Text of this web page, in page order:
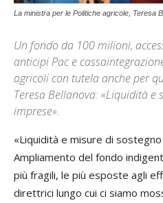
La ministra per le Politiche agricole, Teresa
Un fondo da 100 milioni,
anticipi Pac e
agricoli con tutela anche per
Teresa Bellanova: «Liquidità
imprese».
«Liquidità e misure di
Ampliamento del fondo
più fragili, le più esposte agli
direttrici lungo cui ci siamo